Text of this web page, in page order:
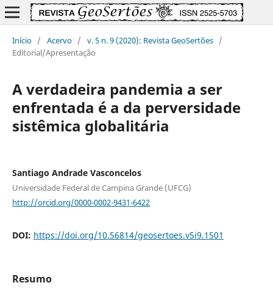
Início / Acervo / v. 5 n. 9 (2020): Revista GeoSertões /
Editorial/Apresentação
A verdadeira pandemia a ser
enfrentada é a da perversidade
sistêmica globalitária
Santiago Andrade Vasconcelos
Universidade Federal de Campina Grande (UFCG)
http://orcid.org/0000-0002-9431-6422
DOI: https://doi.org/10.56814/geosertoes.v5i9.1501
Resumo